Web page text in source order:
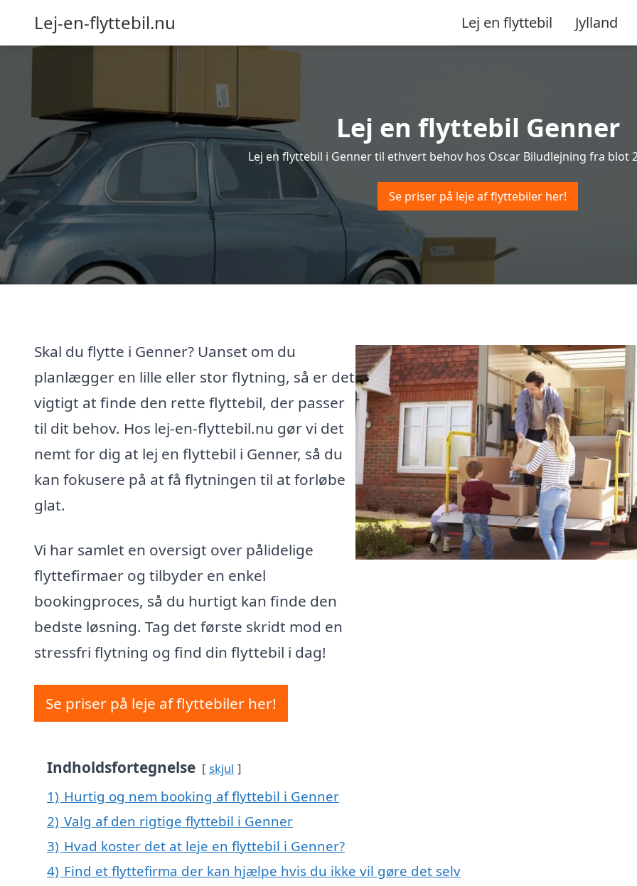
Lej-en-flyttebil.nu Lej en flyttebil Jylland
Lej en flyttebil Genner
Lej en flyttebil i Genner til ethvert behov hos Oscar Biludlejning fra blot
Se priser på leje af flyttebiler her!
Skal du flytte i Genner? Uanset om du
planlægger en lille eller stor flytning, så er det
vigtigt at finde den rette flyttebil, der passer
til dit behov. Hos lej-en-flyttebil.nu gør vi det
nemt for dig at lej en flyttebil i Genner, så du
kan fokusere på at få flytningen til at forløbe
glat.
Vi har samlet en oversigt over pålidelige
flyttefirmaer og tilbyder en enkel
bookingproces, så du hurtigt kan finde den
bedste løsning. Tag det første skridt mod en
stressfri flytning og find din flyttebil i dag!
Se priser på leje af flyttebiler her!
Indholdsfortegnelse skjul
1) Hurtig og nem booking af flyttebil i Genner
2) Valg af den rigtige flyttebil i Genner
3) Hvad koster det at leje en flyttebil i Genner?
4) Find et flyttefirma der kan hjælpe hvis du ikke vil gøre det selv